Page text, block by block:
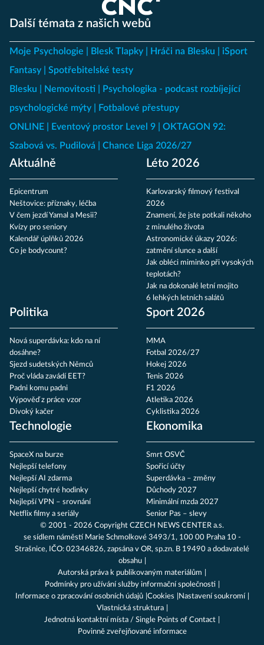
Další témata z našich webů
Moje Psychologie Blesk Tlapky Hráči na Blesku
iSport
Fantasy
Spotřebitelské testy
Blesku
Nemovitosti
Psychologika - podcast rozbíjející
psychologické mýty
Fotbalové přestupy
ONLINE
Eventový prostor Level 9
OKTAGON 92:
Szabová vs. Pudilová
Chance Liga 2026/27
Aktuálně
Epicentrum
Neštovice: příznaky, léčba
V čem jezdí Yamal a Mesii?
Kvízy pro seniory
Kalendář úplňků 2026
Co je bodycount?
Léto 2026
Karlovarský filmový festival
2026
Znamení, že jste potkali někoho
z minulého života
Astronomické úkazy 2026:
zatmění slunce a další
Jak obléci miminko při vysokých
teplotách?
Jak na dokonalé letní mojito
6 lehkých letních salátů
Politika
Nová superdávka: kdo na ní
dosáhne?
Sjezd sudetských Němců
Proč vláda zavádí EET?
Padni komu padni
Výpověď z práce vzor
Divoký kačer
Sport 2026
MMA
Fotbal 2026/27
Hokej 2026
Tenis 2026
F1 2026
Atletika 2026
Cyklistika 2026
Technologie
SpaceX na burze
Nejlepší telefony
Nejlepší AI zdarma
Nejlepší chytré hodinky
Nejlepší VPN – srovnání
Netflix filmy a seriály
Ekonomika
Smrt OSVČ
Spořicí účty
Superdávka – změny
Důchody 2027
Minimální mzda 2027
Senior Pas – slevy
© 2001 - 2026 Copyright CZECH NEWS CENTER a.s.
se sídlem náměstí Marie Schmolkové 3493/1, 100 00 Praha 10 -
Strašnice, IČO: 02346826, zapsána v OR, sp.zn. B 19490 a dodavatelé
obsahu
Autorská práva k publikovaným materiálům
Podmínky pro užívání služby informační společnosti
Informace o zpracování osobních údajů Cookies
Nastavení soukromí
Vlastnická struktura
Jednotná kontaktní místa / Single Points of Contact
Povinně zveřejňované informace